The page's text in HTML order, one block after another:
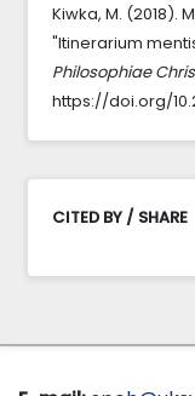
Kiwka, M. (2018).
"Itinerarium
Philosophiae
https://doi.org/
CITED BY / SHARE